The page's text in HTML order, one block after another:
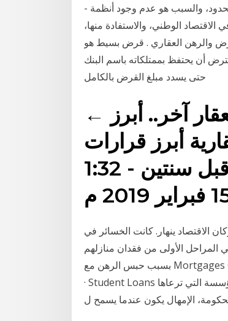
والسبب هو عدم وجود أنظمة -
الوطني، والاستفادة منها،
والرهن العقاري . قرض بسيط هو
أن يحتفظ بممتلكاته باسم البنك
حتى يسدد مبلغ القرض بالكامل
← قروض للمرأة ونقل الرهن لعقار آخر.. أبرز
أبرز قرارات
صندوق التنمية العقارية نشر قبل سنتين - 1:32
الاقتصاد ينهار. كانت الخسائر في
المراحل الأولى من فقدان منازلهم
بسبب حبس الرهن مع Mortgages · Payday Loans · Prepaid Cards · Reverse Mortgages · Savings
· Student Loans إذا لم يكن لديك رهن عقاري مدعوم فيدراليًا أو مدعوم من المؤسسة التي ترعاها
الإمهال يكون عندما يسمح ل